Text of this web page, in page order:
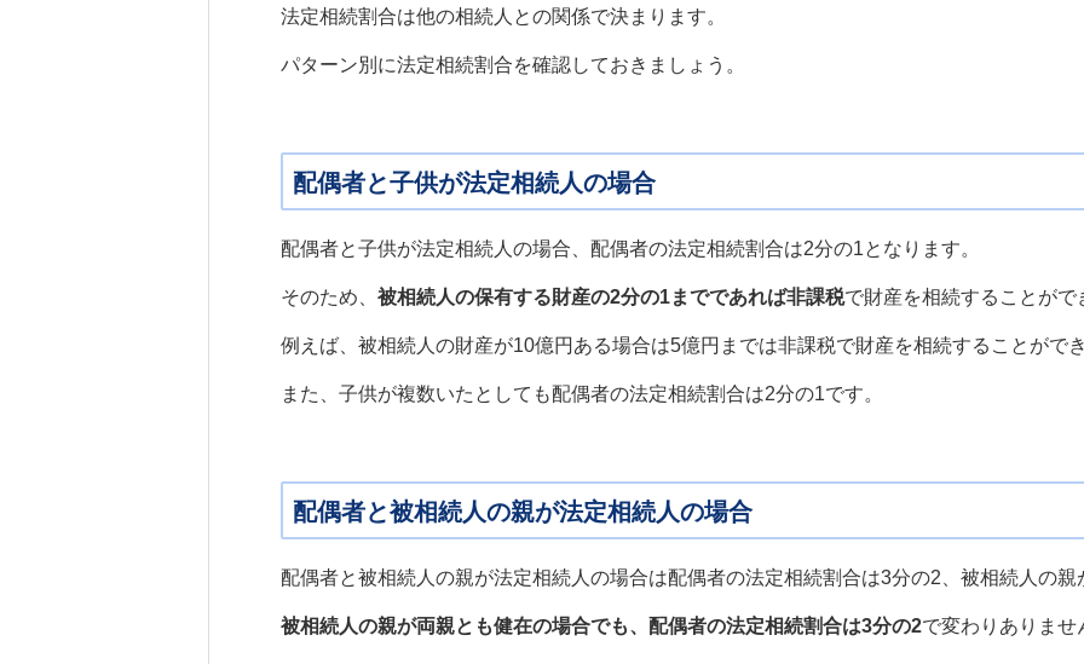
法定相続割合は他の相続人との関係で決まります。
パターン別に法定相続割合を確認しておきましょう。
配偶者と子供が法定相続人の場合
配偶者と子供が法定相続人の場合、配偶者の法定相続割合は2分の1となります。
そのため、 被相続人の保有する財産の2分の1までであれば非課税で財産を相続することがで
例えば、被相続人の財産が10億円ある場合は5億円までは非課税で財産を相続することがで
また、子供が複数いたとしても配偶者の法定相続割合は2分の1です。
配偶者と被相続人の親が法定相続人の場合
配偶者と被相続人の親が法定相続人の場合は配偶者の法定相続割合は3分の2、被相続人の親
被相続人の親が両親とも健在の場合でも、配偶者の法定相続割合は3分の2で変わりありませ